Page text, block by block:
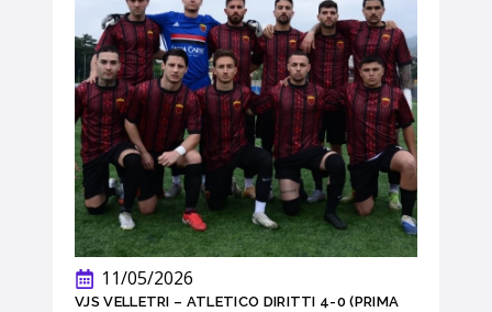
11/05/2026
VJS VELLETRI – ATLETICO DIRITTI 4-0 (PRIMA